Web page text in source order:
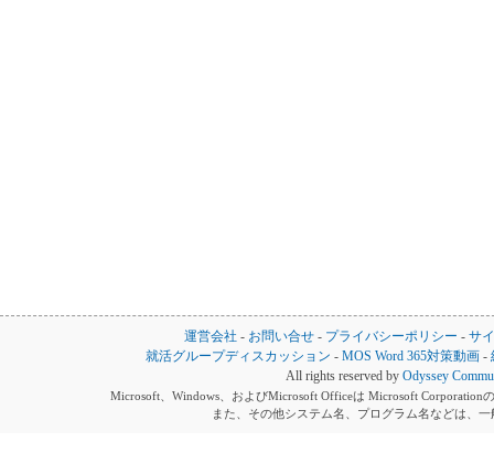
運営会社 - お問い合せ - プライバシーポリシー - サ
就活グループディスカッション -MOS Word 365対策動画 -
All rights reserved by Odyssey
Microsoft、Windows、およびMicrosoft Officeは Microsoft Corporation
また、その他システム名、プログラム名などは、